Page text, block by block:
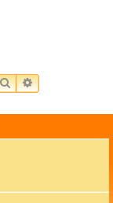
SUCHEERWEITERTE